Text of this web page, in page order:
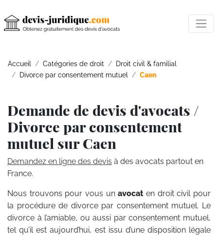
Accueil Catégories de droit
Droit civil & familial
Divorce par consentement mutuel
Caen
Demande de devis d'avocats /
Divorce par consentement
mutuel sur Caen
Demandez en ligne des devis à des avocats partout en
France.
Nous trouvons pour vous unavocaten droit civil pour
la procédure de divorce par consentement mutuel. Le
divorce à l’amiable, ou aussi par consentement mutuel,
tel qu’il est aujourd’hui, est issu d’une disposition légale